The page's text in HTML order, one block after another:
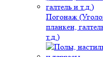
Погонаж
планкен,
т.д.)